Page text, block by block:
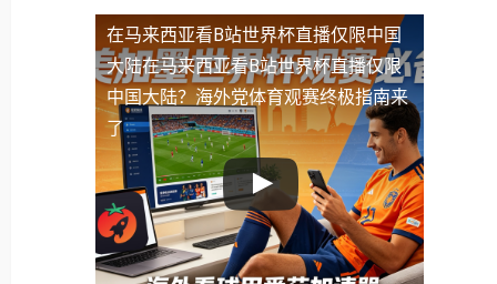
在马来西亚看B站世界杯直播仅限中国
大陆在马来西亚看B站世界杯直播仅限
中国大陆？海外党体育观赛终极指南来
了